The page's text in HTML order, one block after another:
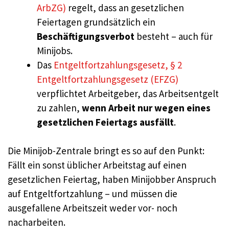
ArbZG) regelt, dass an gesetzlichen
Feiertagen grundsätzlich ein
Beschäftigungsverbot besteht – auch für
Minijobs.
Das Entgeltfortzahlungsgesetz, § 2
Entgeltfortzahlungsgesetz (EFZG)
verpflichtet Arbeitgeber, das Arbeitsentgelt
zu zahlen, wenn Arbeit nur wegen eines
gesetzlichen Feiertags ausfällt.
Die Minijob-Zentrale bringt es so auf den Punkt:
Fällt ein sonst üblicher Arbeitstag auf einen
gesetzlichen Feiertag, haben Minijobber Anspruch
auf Entgeltfortzahlung – und müssen die
ausgefallene Arbeitszeit weder vor- noch
nacharbeiten.